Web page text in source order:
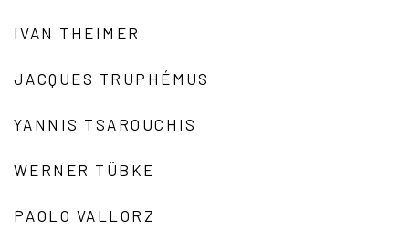
IVAN THEIMER
JACQUES TRUPHÉMUS
YANNIS TSAROUCHIS
WERNER TÜBKE
PAOLO VALLORZ